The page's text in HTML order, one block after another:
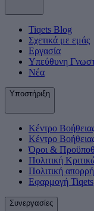
Tiqets Βlog
Σχετικά με εμάς
Εργασία
Υπεύθυνη
Νέα
Υποστήριξη
Κέντρο
Κέντρο
Όροι &
Πολιτική
Πολιτική
Εφαρμογή Tiqets
Συνεργασίες